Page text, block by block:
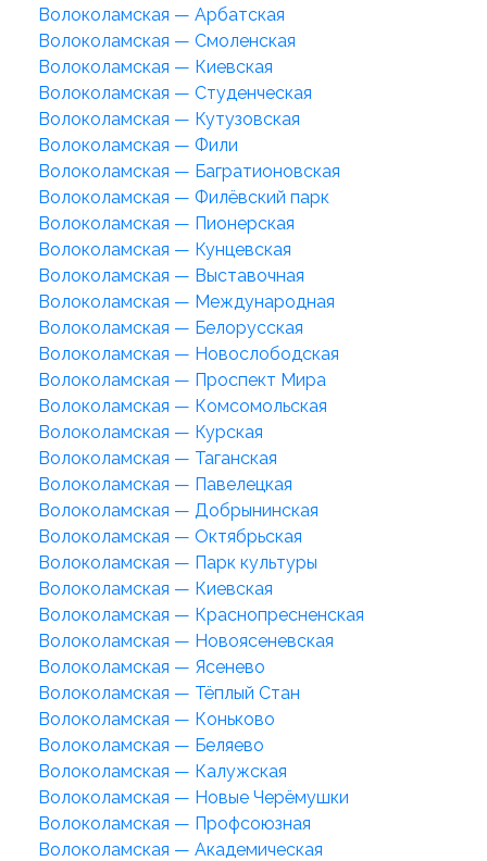
Волоколамская — Арбатская
Волоколамская — Смоленская
Волоколамская — Киевская
Волоколамская — Студенческая
Волоколамская — Кутузовская
Волоколамская — Фили
Волоколамская — Багратионовская
Волоколамская — Филёвский парк
Волоколамская — Пионерская
Волоколамская — Кунцевская
Волоколамская — Выставочная
Волоколамская — Международная
Волоколамская — Белорусская
Волоколамская — Новослободская
Волоколамская — Проспект Мира
Волоколамская — Комсомольская
Волоколамская — Курская
Волоколамская — Таганская
Волоколамская — Павелецкая
Волоколамская — Добрынинская
Волоколамская — Октябрьская
Волоколамская — Парк культуры
Волоколамская — Киевская
Волоколамская — Краснопресненская
Волоколамская — Новоясеневская
Волоколамская — Ясенево
Волоколамская — Тёплый Стан
Волоколамская — Коньково
Волоколамская — Беляево
Волоколамская — Калужская
Волоколамская — Новые Черёмушки
Волоколамская — Профсоюзная
Волоколамская — Академическая